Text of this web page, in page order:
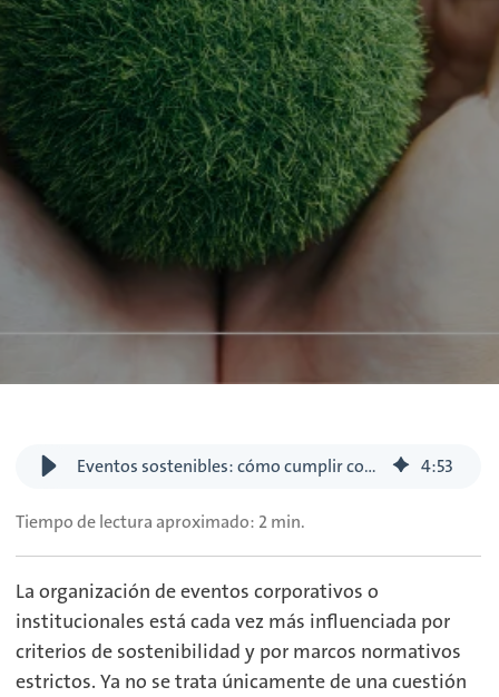
Eventos sostenibles: cómo cumplir con la normativa y generar un impacto positivo 4:53
Tiempo de lectura aproximado: 2 min.
La organización de eventos corporativos o
institucionales está cada vez más influenciada por
criterios de sostenibilidad y por marcos normativos
estrictos. Ya no se trata únicamente de una cuestión